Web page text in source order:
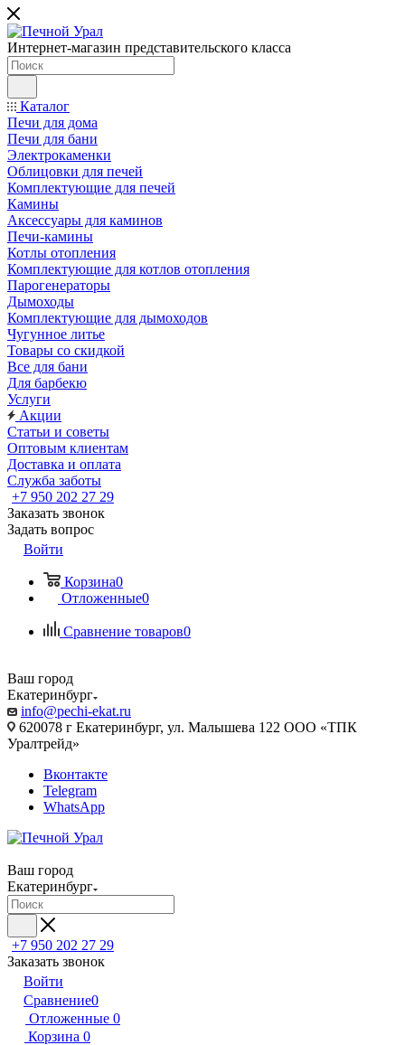
Интернет-магазин представительского класса
Каталог
Печи для дома
Печи для бани
Электрокаменки
Облицовки для печей
Комплектующие для печей
Камины
Аксессуары для каминов
Печи-камины
Котлы отопления
Комплектующие для котлов отопления
Парогенераторы
Дымоходы
Комплектующие для дымоходов
Чугунное литье
Товары со скидкой
Все для бани
Для барбекю
Услуги
Акции
Статьи и советы
Оптовым клиентам
Доставка и оплата
Служба заботы
+7 950 202 27 29
Заказать звонок
Задать вопрос
Войти
Корзина0
Отложенные0
Сравнение товаров0
Ваш город
Екатеринбург
info@pechi-ekat.ru
620078 г Екатеринбург, ул. Малышева 122 ООО «ТПК
Уралтрейд»
Вконтакте
Telegram
WhatsApp
Ваш город
Екатеринбург
+7 950 202 27 29
Заказать звонок
Войти
Сравнение0
Отложенные 0
Корзина 0